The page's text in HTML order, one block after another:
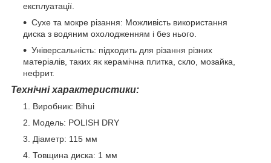
експлуатації.
Сухе та мокре різання: Можливість використання
диска з водяним охолодженням і без нього.
Універсальність: підходить для різання різних
матеріалів, таких як керамічна плитка, скло, мозайка,
нефрит.
Технічні характеристики:
Виробник: Bihui
Модель: POLISH DRY
Діаметр: 115 мм
Товщина диска: 1 мм